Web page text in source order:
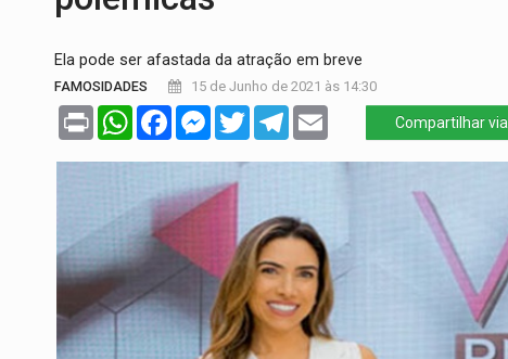
Ela pode ser afastada da atração em breve
FAMOSIDADES 15 de Junho de 2021 às 14:30
Print WhatsAppFacebookMessenger
TwitterTelegram Compartilhar via